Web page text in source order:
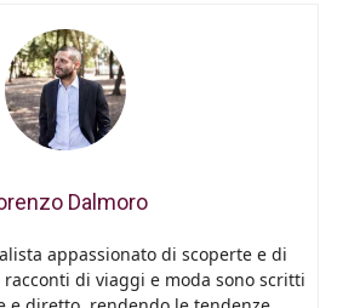
Dalmoro
appassionato di scoperte e di
di viaggi e moda sono scritti